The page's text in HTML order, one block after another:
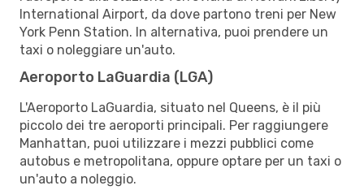
International Airport, da dove partono treni per New
York Penn Station. In alternativa, puoi prendere un
taxi o noleggiare un'auto.
Aeroporto LaGuardia (LGA)
L'Aeroporto LaGuardia, situato nel Queens, è il più
piccolo dei tre aeroporti principali. Per raggiungere
Manhattan, puoi utilizzare i mezzi pubblici come
autobus e metropolitana, oppure optare per un taxi o
un'auto a noleggio.